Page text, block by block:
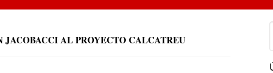
JACOBACCI AL PROYECTO CALCATREU